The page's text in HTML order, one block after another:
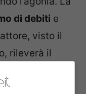
di debiti e
visto il
rileverà il
si allenano